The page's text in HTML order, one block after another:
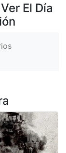
El Día